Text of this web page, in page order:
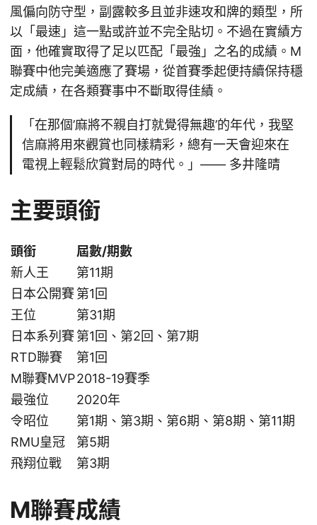
風偏向防守型，副露較多且並非速攻和牌的類型，所
以「最速」這一點或許並不完全貼切。不過在實績方
面，他確實取得了足以匹配「最強」之名的成績。M
聯賽中他完美適應了賽場，從首賽季起便持續保持穩
定成績，在各類賽事中不斷取得佳績。
「在那個’麻將不親自打就覺得無趣’的年代，我堅
信麻將用來觀賞也同樣精彩，總有一天會迎來在
電視上輕鬆欣賞對局的時代。」—— 多井隆晴
主要頭銜
頭銜
屆數/期數
新人王
第11期
日本公開賽第1回
王位
第31期
日本系列賽第1回、第2回、第7期
RTD聯賽
第1回
M聯賽MVP2018-19賽季
最強位
2020年
令昭位
第1期、第3期、第6期、第8期、第11期
RMU皇冠
第5期
飛翔位戰
第3期
M聯賽成績